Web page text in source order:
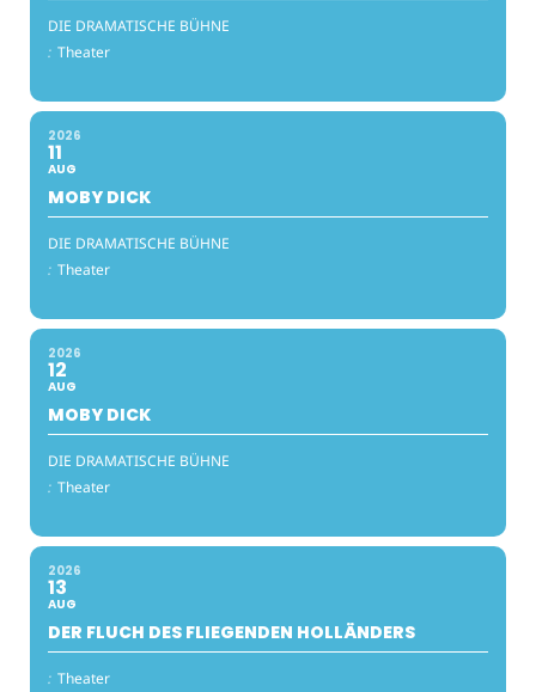
DIE DRAMATISCHE BÜHNE
: Theater
2026
11
AUG
MOBY DICK
DIE DRAMATISCHE BÜHNE
: Theater
2026
12
AUG
MOBY DICK
DIE DRAMATISCHE BÜHNE
: Theater
2026
13
AUG
DER FLUCH DES FLIEGENDEN HOLLÄNDERS
: Theater